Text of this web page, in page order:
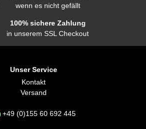
wenn es nicht gefällt
100% sichere Zahlung
in unserem SSL Checkout
Unser Service
Kontakt
Versand
+49 (0)155 60 692 445